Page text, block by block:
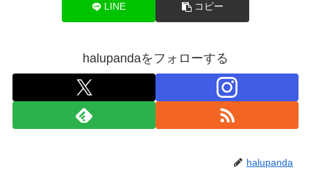
LINE コピー
halupandaをフォローする
halupanda